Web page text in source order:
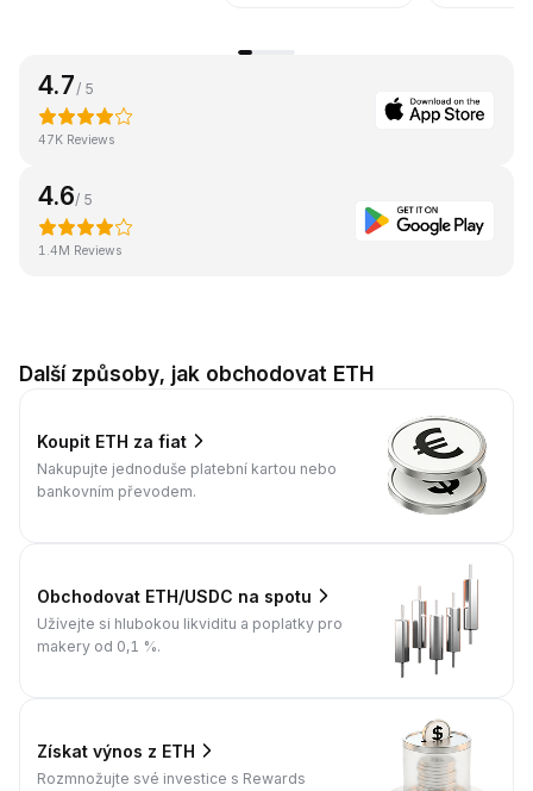
4.7/ 5
47K Reviews
4.6/ 5
1.4M Reviews
Další způsoby, jak obchodovat ETH
Koupit ETH za fiat
Nakupujte jednoduše platební kartou nebo
bankovním převodem.
Obchodovat ETH/USDC na spotu
Užívejte si hlubokou likviditu a poplatky pro
makery od 0,1 %.
Získat výnos z ETH
Rozmnožujte své investice s Rewards